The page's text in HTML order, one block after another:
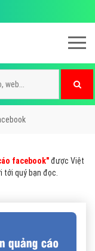
facebook"được Việt
quý bạn đọc.